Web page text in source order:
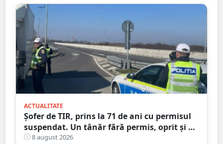
ACTUALITATE
Șofer de TIR, prins la 71 de ani cu permisul
suspendat. Un tânăr fără permis, oprit și el
la Petea
8 august 2026